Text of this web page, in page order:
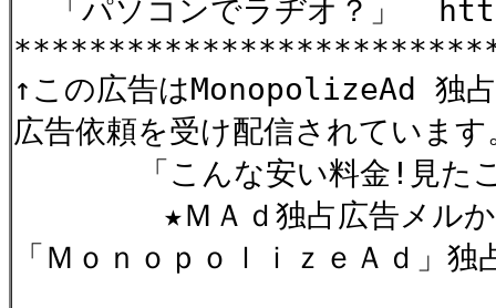
「パソコンでラヂオ？
↑この広告はMonopolizeAd 独
広告依頼を受け配信されていま
「こんな安い料金!見たこ
★ＭＡｄ独占広告メルか
「ＭｏｎｏｐｏｌｉｚｅＡｄ」